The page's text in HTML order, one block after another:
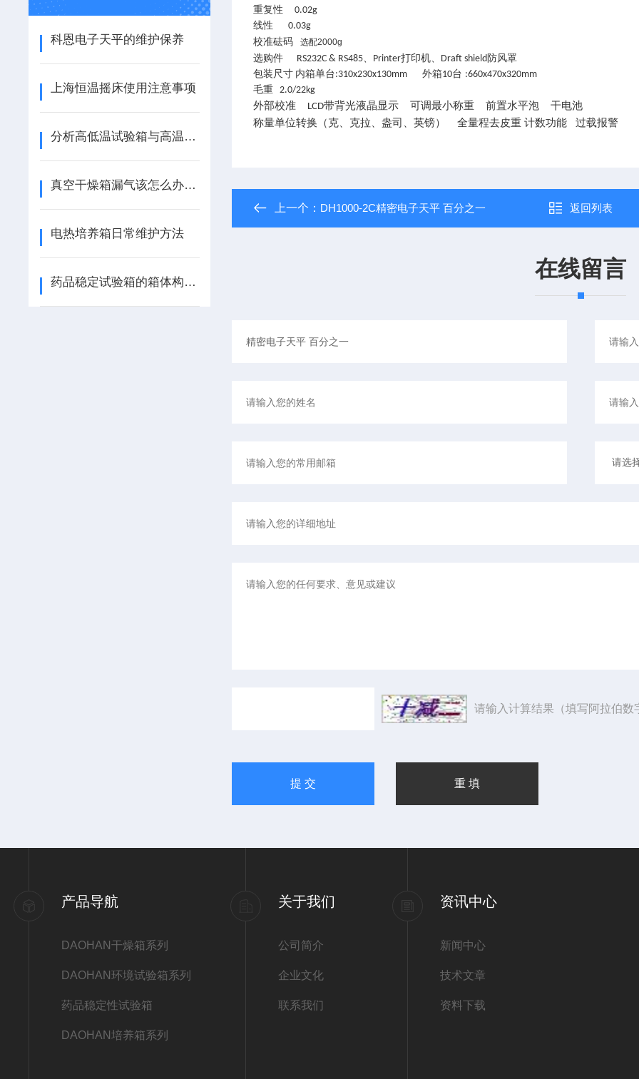
科恩电子天平的维护保养
上海恒温摇床使用注意事项
分析高低温试验箱与高温箱做试验之间是不等的
真空干燥箱漏气该怎么办呢？
电热培养箱日常维护方法
药品稳定试验箱的箱体构造及使用条件
重复性
0.02g
线性 0.03g
校准砝码
选配2000g
选购件 RS232C & RS485、 Printer打印机、 Draft shield防风罩
包装尺寸 内箱单台:310x230x130mm外箱10台 :660x470x320mm
毛重 2.0/22kg
外部校准 LCD带背光液晶显示 可调最小称重 前置水平泡 干电池
称量单位转换（克、克拉、盎司、英镑） 全量程去皮重 计数功能 过载报警
上一个： DH1000-2C精密电子天平 百分之一 返回列表
在线留言
请输入计算结果（填写阿拉伯数
产品导航
DAOHAN干燥箱系列
DAOHAN环境试验箱系列
药品稳定性试验箱
DAOHAN培养箱系列
关于我们
公司简介
企业文化
联系我们
资讯中心
新闻中心
技术文章
资料下载